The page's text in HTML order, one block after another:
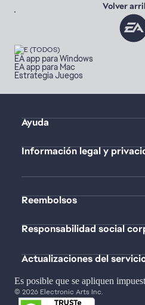
Volver
EA app para Windows
EA app para Mac
Estrategia Juegos
Ayuda
Información legal y
Reembolsos
Responsabilidad social
Actualizaciones del
Es posible que se apliquen
© 2026 Electronic Arts Inc.